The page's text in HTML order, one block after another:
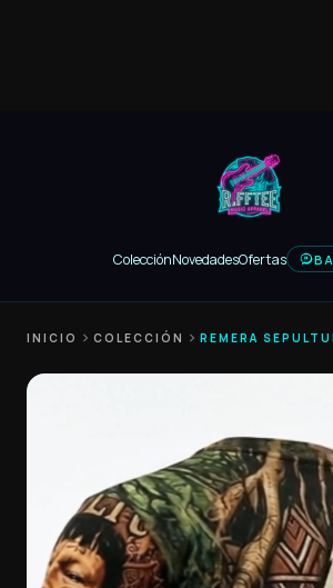
ColecciónNovedadesOfertas
INICIO chevron_right COLECCIÓN chevron_right REMERA